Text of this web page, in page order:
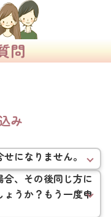
問
み
になりません。
、その後同じ方に
ょうか？もう一度申